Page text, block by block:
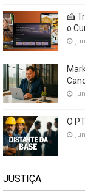
🍰
o
O
JUSTIÇA